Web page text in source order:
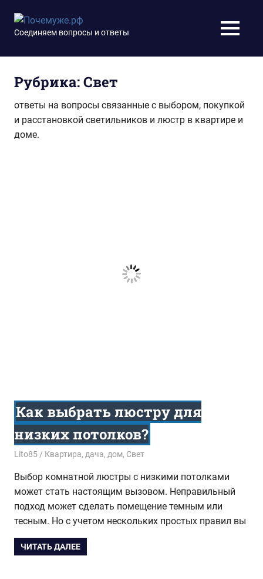
содержимому
Почемуже.рф
Соединяем вопросы и ответы МЕНЮ
Рубрика:Свет
ответы на вопросы связанные с выбором, покупкой
и расстановкой светильников и люстр в квартире и
доме.
Как выбрать люстру для
низких потолков?
18.08.2024
Lito85 Квартира, дача, дом, Свет
Выбор комнатной люстры с низкими потолками
может стать настоящим вызовом. Неправильный
подход может сделать помещение темным или
тесным. Но с учетом нескольких простых правил вы
ЧИТАТЬ ДАЛЕЕ